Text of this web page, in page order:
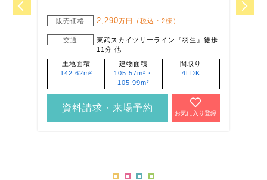
販売価格 2,290万円（税込・2棟）
交通
東武スカイツリーライン『羽生』徒歩
11分 他
土地面積
142.62m²
建物面積
105.57m²・
105.99m²
間取り
4LDK
資料請求・来場予約
お気に入り登録